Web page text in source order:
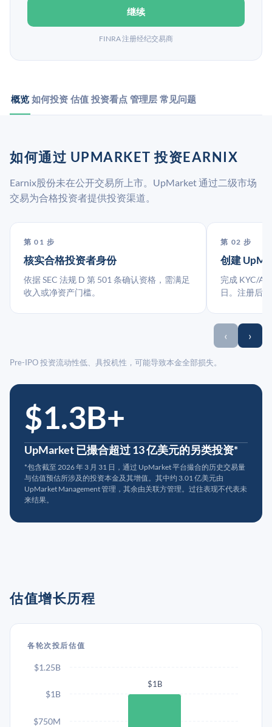
继续
FINRA 注册经纪交易商
概览 如何投资 估值 投资看点 管理层 常见问题
如何通过 UPMARKET 投资EARNIX
Earnix股份未在公开交易所上市。UpMarket 通过二级市场
交易为合格投资者提供投资渠道。
第 01 步
核实合格投资者身份
依据 SEC 法规 D 第 501 条确认资格，需满足
收入或净资产门槛。
第 02 步
创建
完成 KYC/
日。注册后
‹ ›
Pre-IPO 投资流动性低、具投机性，可能导致本金全部损失。
$1.3B+
UpMarket 已撮合超过 13 亿美元的另类投资*
*包含截至 2026 年 3 月 31 日，通过 UpMarket 平台撮合的历史交易量
与估值预估所涉及的投资本金及其增值。其中约 3.01 亿美元由
UpMarket Management 管理，其余由关联方管理。过往表现不代表未
来结果。
估值增长历程
各轮次投后估值
$1B
$750M
$1B
$1.25B